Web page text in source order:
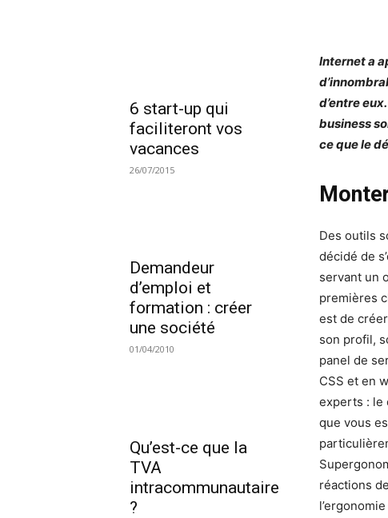
6 start-up qui
faciliteront vos
vacances
26/07/2015
Demandeur
d’emploi et
formation : créer
une société
01/04/2010
Qu’est-ce que la
TVA
intracommunautaire
?
Internet a
d’entre
business
ce que le
Des outils
décidé de
servant un
premières
est de
son profil,
panel de
CSS et en
experts : le
que vous
réactions